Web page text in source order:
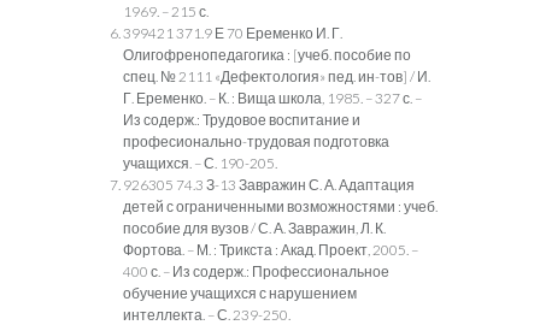
1969. – 215 с.
399421 371.9 Е 70 Еременко И. Г.
Олигофренопедагогика : [учеб. пособие по
спец. № 2111 «Дефектология» пед. ин-тов] / И.
Г. Еременко. – К. : Вища школа, 1985. – 327 с. –
Из содерж.: Трудовое воспитание и
професионально-трудовая подготовка
учащихся. – С. 190-205.
926305 74.3 З-13 Завражин С. А. Адаптация
детей с ограниченными возможностями : учеб.
пособие для вузов / С. А. Завражин, Л. К.
Фортова. – М. : Трикста : Акад. Проект, 2005. –
400 с. – Из содерж.: Профессиональное
обучение учащихся с нарушением
интеллекта. – С. 239-250.